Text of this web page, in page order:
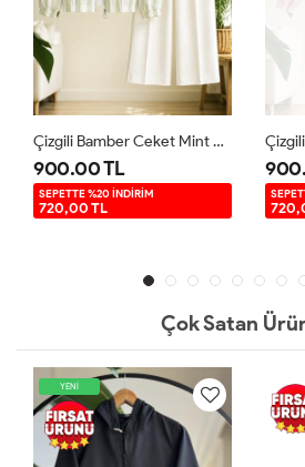
Çizgili Bamber Ceket Mint EF9591
900.00 TL
SEPETTE %20 İNDİRİM
720,00 TL
Çok Satan
YENİ